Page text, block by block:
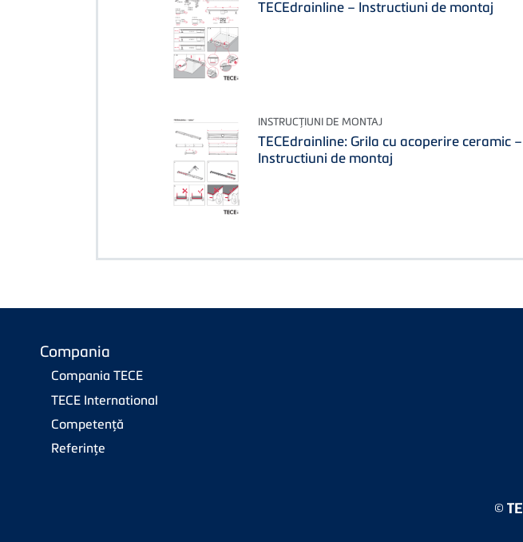
TECEdrainline – Instructiuni de montaj
INSTRUCŢIUNI DE MONTAJ
TECEdrainline: Grila cu acoperire ceramic –
Instructiuni de montaj
Compania
Compania TECE
TECE International
Competenţă
Referinţe
©